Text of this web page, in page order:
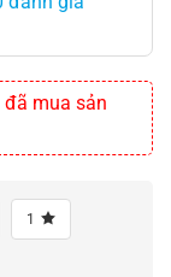
mua sản
1